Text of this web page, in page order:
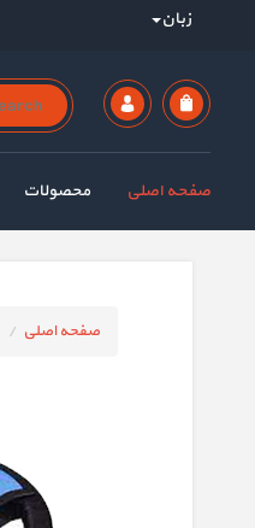
زبان
صفحه اصلی محصولات
صفحه اصلی